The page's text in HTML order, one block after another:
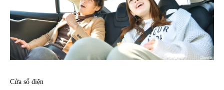
Cửa sổ điện